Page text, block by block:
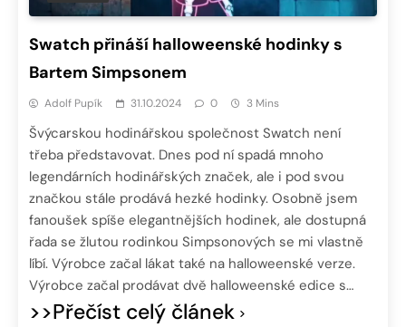
Swatch přináší halloweenské hodinky s
Bartem Simpsonem
Adolf Pupík 31.10.2024 0 3 Mins
Švýcarskou hodinářskou společnost Swatch není
třeba představovat. Dnes pod ní spadá mnoho
legendárních hodinářských značek, ale i pod svou
značkou stále prodává hezké hodinky. Osobně jsem
fanoušek spíše elegantnějších hodinek, ale dostupná
řada se žlutou rodinkou Simpsonových se mi vlastně
líbí. Výrobce začal lákat také na halloweenské verze.
Výrobce začal prodávat dvě halloweenské edice s…
>>Přečíst celý článek